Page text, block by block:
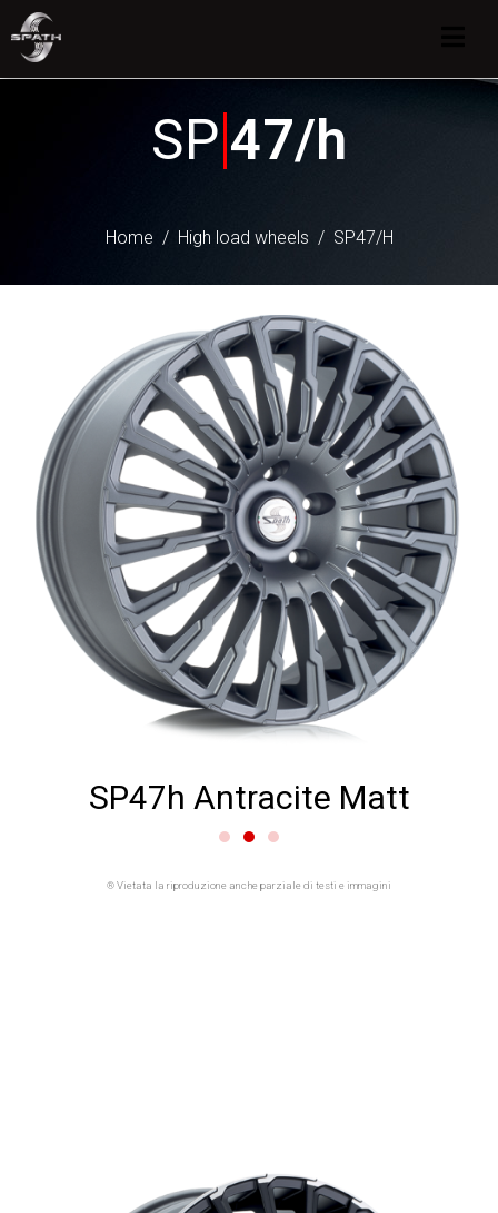
SP 47/h
Home High load wheels SP47/H
SP47h Antracite Matt
® Vietata la riproduzione anche parziale di testi e immagini